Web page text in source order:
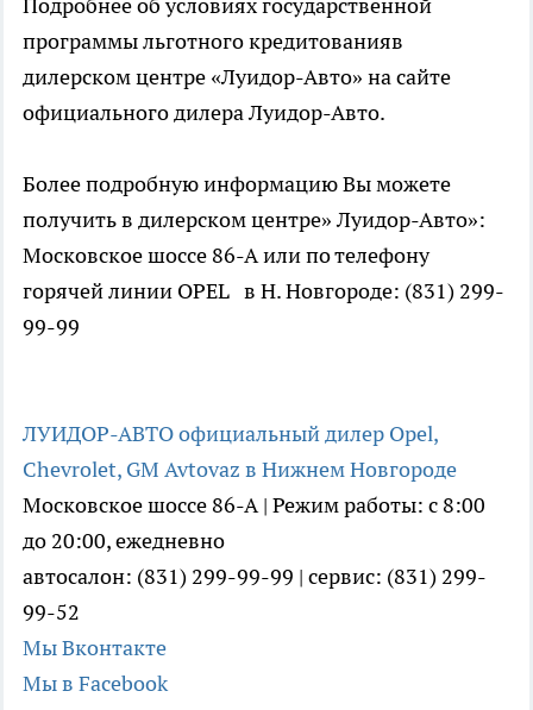
Подробнее об условиях государственной
программы льготного кредитованияв
дилерском центре «Луидор-Авто» на сайте
официального дилера Луидор-Авто.
Более подробную информацию Вы можете
получить в дилерском центре» Луидор-Авто»:
Московское шоссе 86-А или по телефону
горячей линии OPEL в Н. Новгороде: (831) 299-
99-99
ЛУИДОР-АВТО официальный дилер Opel,
Chevrolet, GM Avtovaz в Нижнем Новгороде
Московское шоссе 86-А | Режим работы: с 8:00
до 20:00, ежедневно
автосалон: (831) 299-99-99 | сервис: (831) 299-
99-52
Мы Вконтакте
Мы в Facebook